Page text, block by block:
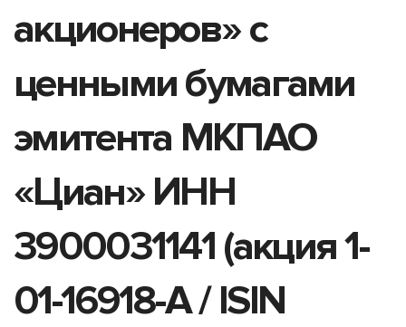
акционеров» с
ценными бумагами
эмитента МКПАО
«Циан» ИНН
3900031141 (акция 1-
01-16918-A / ISIN